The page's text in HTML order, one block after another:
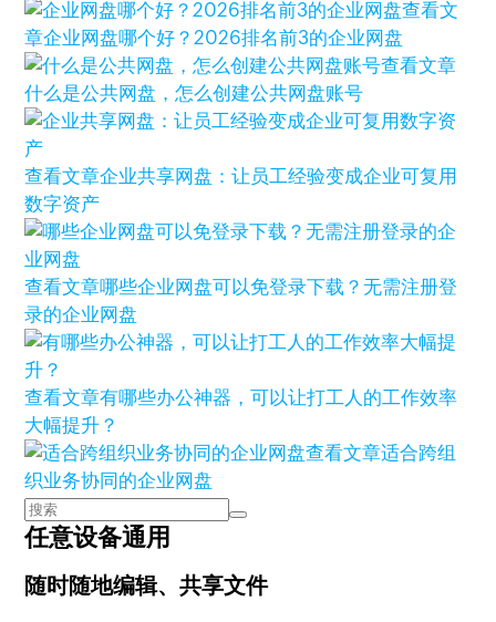
查看文
章企业网盘哪个好？2026排名前3的企业网盘
查看文章
什么是公共网盘，怎么创建公共网盘账号
查看文章企业共享网盘：让员工经验变成企业可复用
数字资产
查看文章哪些企业网盘可以免登录下载？无需注册登
录的企业网盘
查看文章有哪些办公神器，可以让打工人的工作效率
大幅提升？
查看文章适合跨组
织业务协同的企业网盘
任意设备通用
随时随地编辑、共享文件